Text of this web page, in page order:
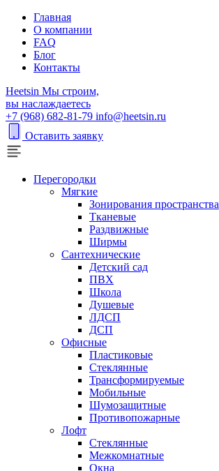
Главная
О компании
FAQ
Блог
Контакты
Heetsin Мы строим,
вы наслаждаетесь
+7 (968) 682-81-79 info@heetsin.ru
Оставить заявку
Перегородки
Мягкие
Зонирования пространства
Тканевые
Раздвижные
Ширмы
Сантехнические
Детский сад
ПВХ
Школа
Душевые
ЛДСП
ДСП
Офисные
Пластиковые
Стеклянные
Трансформируемые
Мобильные
Шумозащитные
Противопожарные
Лофт
Стеклянные
Межкомнатные
Окна